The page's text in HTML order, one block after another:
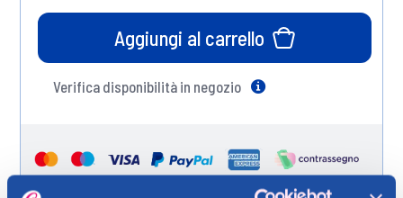
Aggiungi al carrello
Verifica disponibilità in negozio